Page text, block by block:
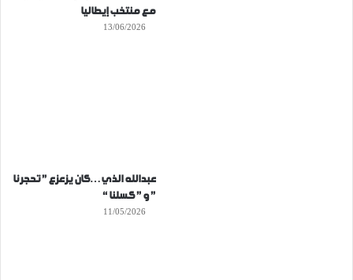
مع منتخب إيطاليا
13/06/2026
عبدالله الذي…كان يزعزع ” تحجرنا
” و ” كسلنا “
11/05/2026